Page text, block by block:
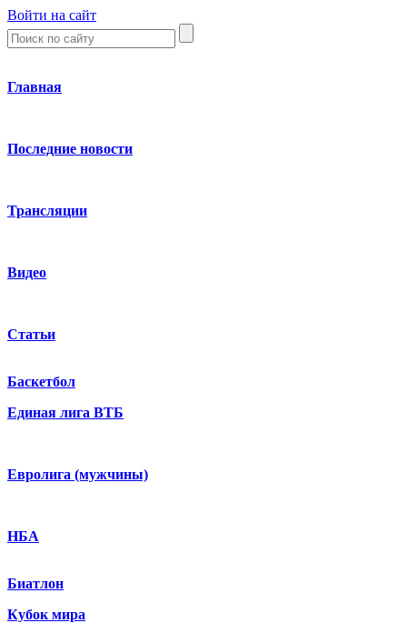
Войти на сайт
Главная
Последние новости
Трансляции
Видео
Статьи
Баскетбол
Единая лига ВТБ
Евролига (мужчины)
НБА
Биатлон
Кубок мира